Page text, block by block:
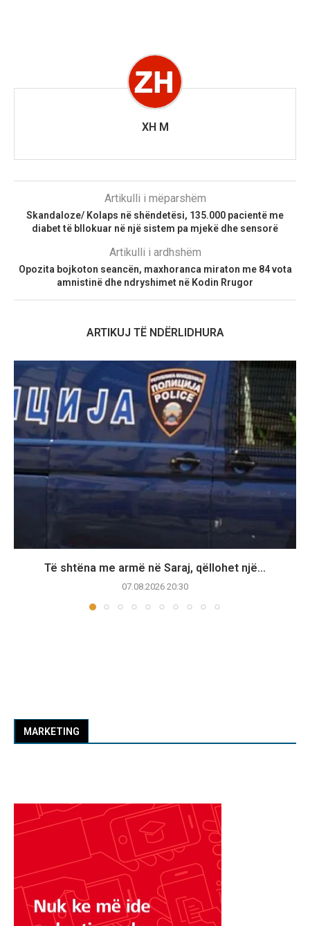
XH M
Artikulli i mëparshëm
Skandaloze/ Kolaps në shëndetësi, 135.000 pacientë me
diabet të bllokuar në një sistem pa mjekë dhe sensorë
Artikulli i ardhshëm
Opozita bojkoton seancën, maxhoranca miraton me 84 vota
amnistinë dhe ndryshimet në Kodin Rrugor
ARTIKUJ TË NDËRLIDHURA
Të shtëna me armë në Saraj, qëllohet një...
07.08.2026 20:30
MARKETING